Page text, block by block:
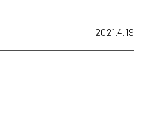
2021.4.19